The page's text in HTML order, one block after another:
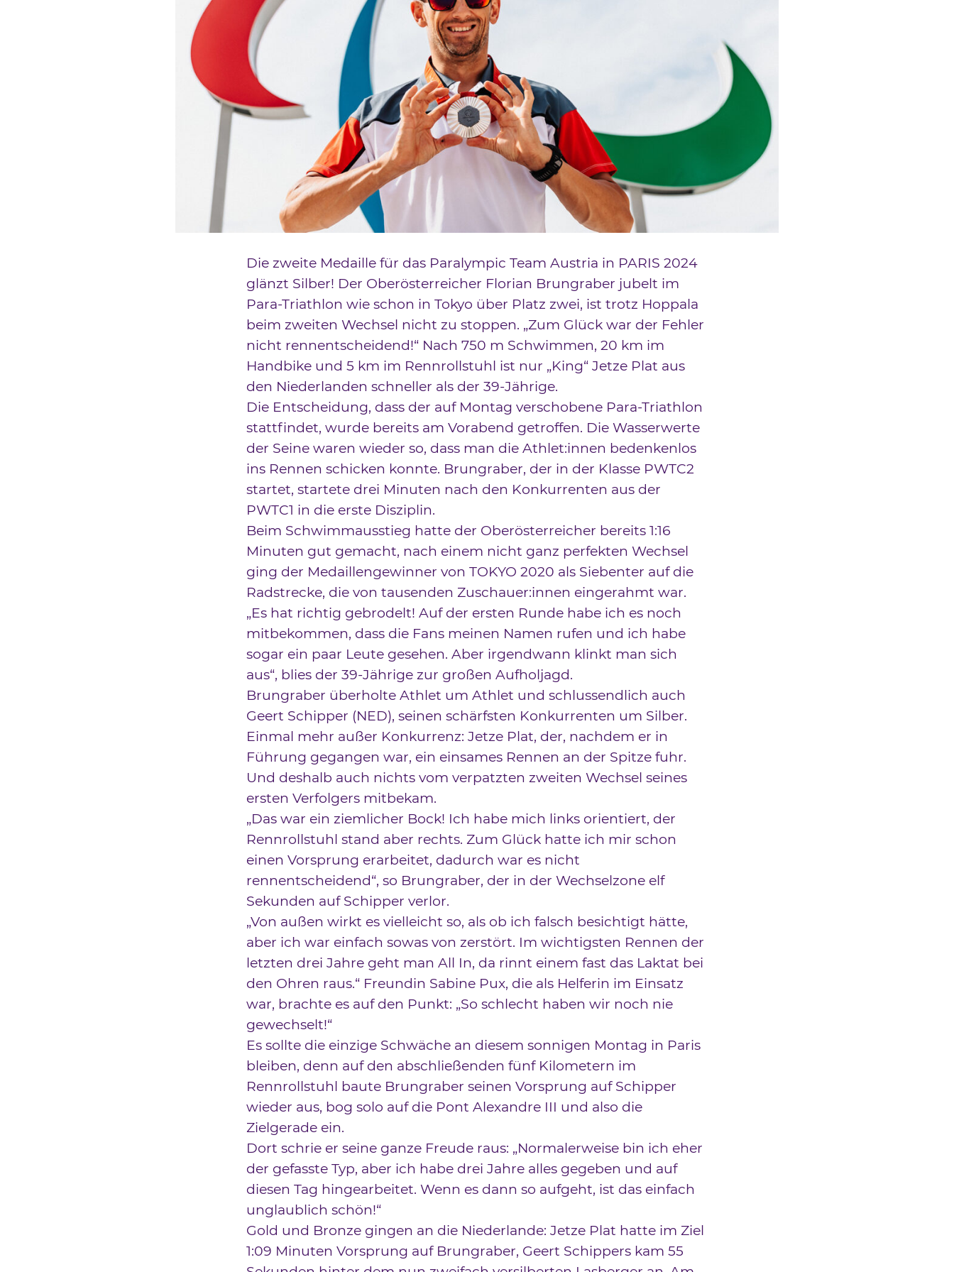
Die zweite Medaille für das Paralympic Team Austria in PARIS 2024
glänzt Silber! Der Oberösterreicher Florian Brungraber jubelt im
Para-Triathlon wie schon in Tokyo über Platz zwei, ist trotz Hoppala
beim zweiten Wechsel nicht zu stoppen. „Zum Glück war der Fehler
nicht rennentscheidend!“ Nach 750 m Schwimmen, 20 km im
Handbike und 5 km im Rennrollstuhl ist nur „King“ Jetze Plat aus
den Niederlanden schneller als der 39-Jährige.
Die Entscheidung, dass der auf Montag verschobene Para-Triathlon
stattfindet, wurde bereits am Vorabend getroffen. Die Wasserwerte
der Seine waren wieder so, dass man die Athlet:innen bedenkenlos
ins Rennen schicken konnte. Brungraber, der in der Klasse PWTC2
startet, startete drei Minuten nach den Konkurrenten aus der
PWTC1 in die erste Disziplin.
Beim Schwimmausstieg hatte der Oberösterreicher bereits 1:16
Minuten gut gemacht, nach einem nicht ganz perfekten Wechsel
ging der Medaillengewinner von TOKYO 2020 als Siebenter auf die
Radstrecke, die von tausenden Zuschauer:innen eingerahmt war.
„Es hat richtig gebrodelt! Auf der ersten Runde habe ich es noch
mitbekommen, dass die Fans meinen Namen rufen und ich habe
sogar ein paar Leute gesehen. Aber irgendwann klinkt man sich
aus“, blies der 39-Jährige zur großen Aufholjagd.
Brungraber überholte Athlet um Athlet und schlussendlich auch
Geert Schipper (NED), seinen schärfsten Konkurrenten um Silber.
Einmal mehr außer Konkurrenz: Jetze Plat, der, nachdem er in
Führung gegangen war, ein einsames Rennen an der Spitze fuhr.
Und deshalb auch nichts vom verpatzten zweiten Wechsel seines
ersten Verfolgers mitbekam.
„Das war ein ziemlicher Bock! Ich habe mich links orientiert, der
Rennrollstuhl stand aber rechts. Zum Glück hatte ich mir schon
einen Vorsprung erarbeitet, dadurch war es nicht
rennentscheidend“, so Brungraber, der in der Wechselzone elf
Sekunden auf Schipper verlor.
„Von außen wirkt es vielleicht so, als ob ich falsch besichtigt hätte,
aber ich war einfach sowas von zerstört. Im wichtigsten Rennen der
letzten drei Jahre geht man All In, da rinnt einem fast das Laktat bei
den Ohren raus.“ Freundin Sabine Pux, die als Helferin im Einsatz
war, brachte es auf den Punkt: „So schlecht haben wir noch nie
gewechselt!“
Es sollte die einzige Schwäche an diesem sonnigen Montag in Paris
bleiben, denn auf den abschließenden fünf Kilometern im
Rennrollstuhl baute Brungraber seinen Vorsprung auf Schipper
wieder aus, bog solo auf die Pont Alexandre III und also die
Zielgerade ein.
Dort schrie er seine ganze Freude raus: „Normalerweise bin ich eher
der gefasste Typ, aber ich habe drei Jahre alles gegeben und auf
diesen Tag hingearbeitet. Wenn es dann so aufgeht, ist das einfach
unglaublich schön!“
Gold und Bronze gingen an die Niederlande: Jetze Plat hatte im Ziel
1:09 Minuten Vorsprung auf Brungraber, Geert Schippers kam 55